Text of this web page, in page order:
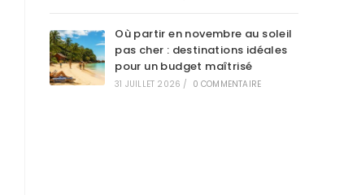
Où partir en novembre au soleil
pas cher : destinations idéales
pour un budget maîtrisé
31 JUILLET 2026 / 0 COMMENTAIRE